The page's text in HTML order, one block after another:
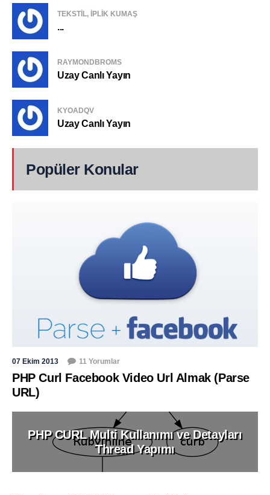
TEKSTIL, IPLIK KUMAŞ
...
RAYMONDBROMS
Uzay Canlı Yayın
KYOADQV
Uzay Canlı Yayın
Popüler Konular
07 Ekim 2013 11 Yorumlar
PHP Curl Facebook Video Url Almak (Parse
URL)
PHP CURL Multi Kullanımı ve Detayları
Thread Yapımı